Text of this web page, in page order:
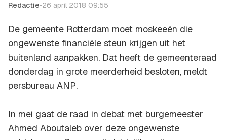
Redactie•26 april 2018 09:55
De gemeente Rotterdam moet moskeeën die
ongewenste financiële steun krijgen uit het
buitenland aanpakken. Dat heeft de gemeenteraad
donderdag in grote meerderheid besloten, meldt
persbureau ANP.
In mei gaat de raad in debat met burgemeester
Ahmed Aboutaleb over deze ongewenste